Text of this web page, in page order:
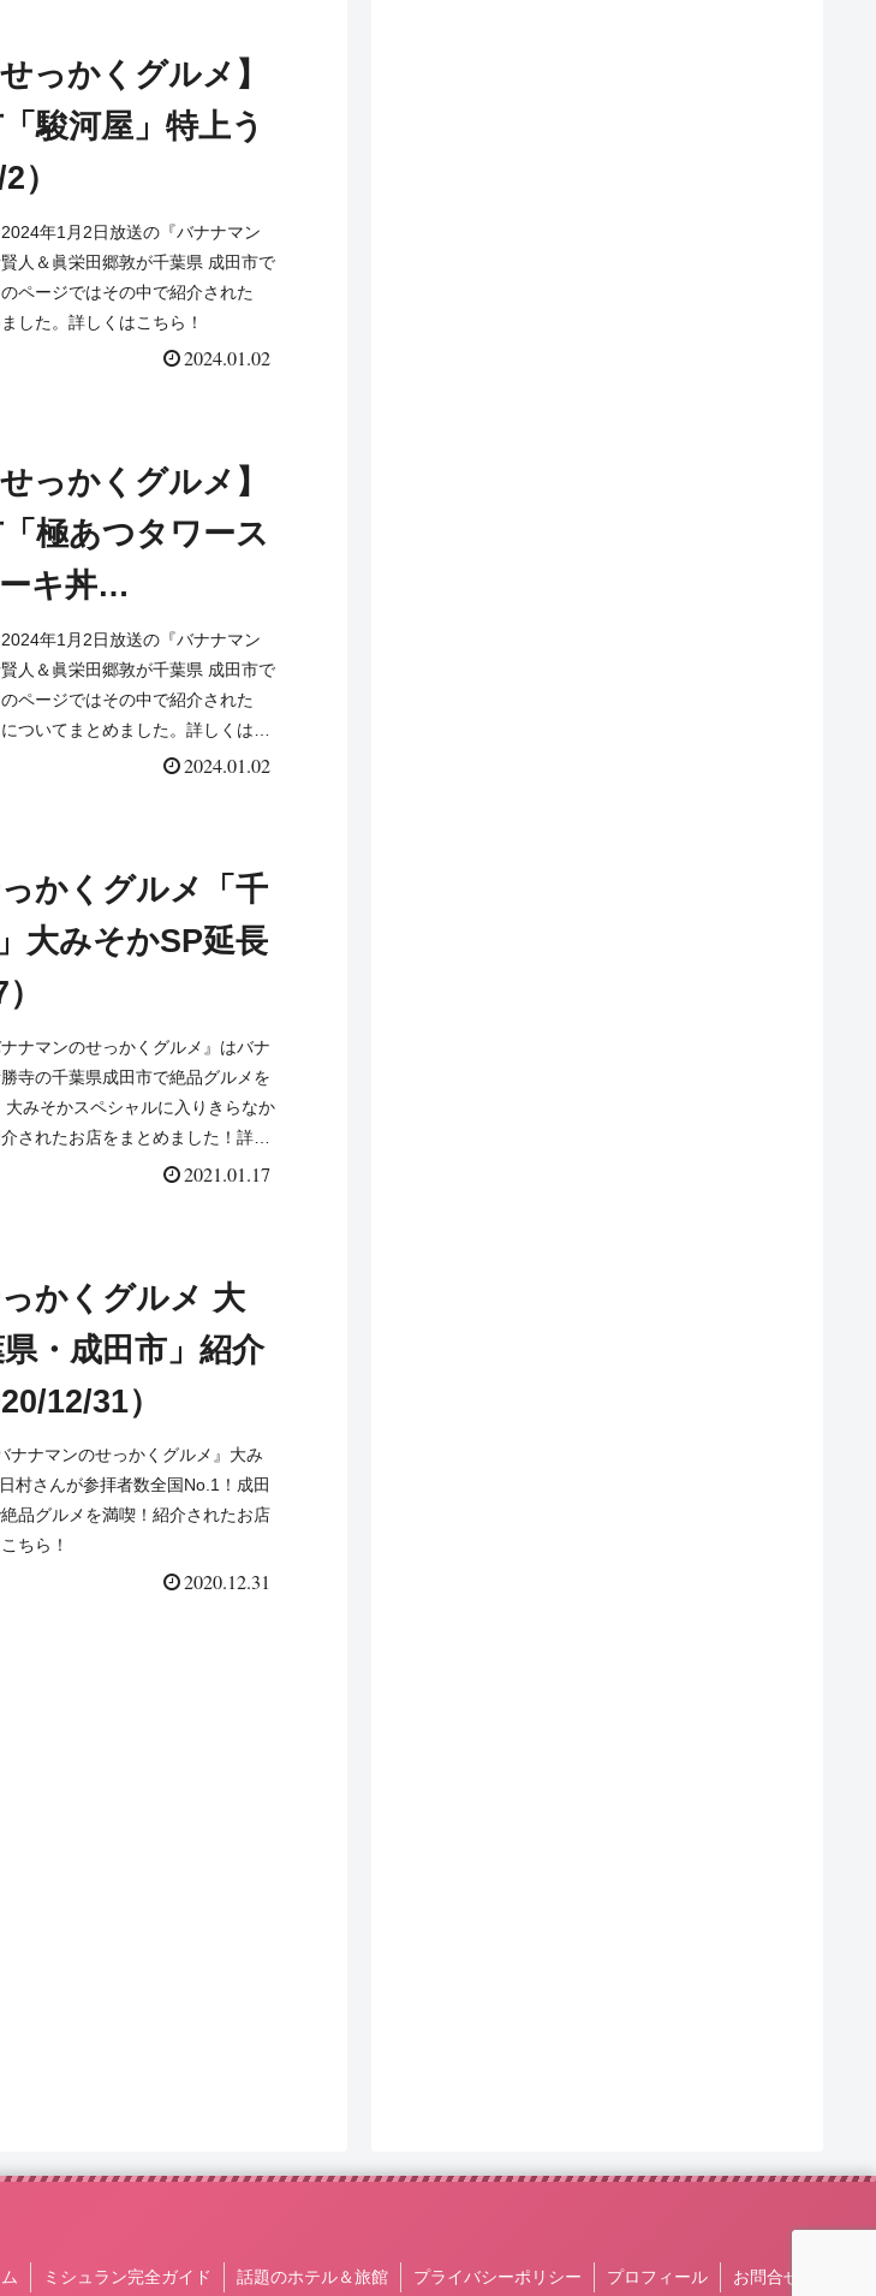
っかくグルメ】
駿河屋」特上う
）
年1月2日放送の『バナナマン
人＆眞栄田郷敦が千葉県 成田市で
ページではその中で紹介された
した。詳しくはこちら！
2024.01.02
っかくグルメ】
極あつタワース
キ丼
年1月2日放送の『バナナマン
人＆眞栄田郷敦が千葉県 成田市で
ページではその中で紹介された
ついてまとめました。詳しくはこ
2024.01.02
かくグルメ「千
大みそかSP延長
ナマンのせっかくグルメ』はバナ
寺の千葉県成田市で絶品グルメを
みそかスペシャルに入りきらなか
されたお店をまとめました！詳し
2021.01.17
かくグルメ 大
・成田市」紹介
12/31）
ナナマンのせっかくグルメ』大み
村さんが参拝者数全国No.1！成田
品グルメを満喫！紹介されたお店
ちら！
2020.12.31
ミシュラン完全ガイド 話題のホテル＆旅館 プライバシーポリシー プロフィール お問合せ